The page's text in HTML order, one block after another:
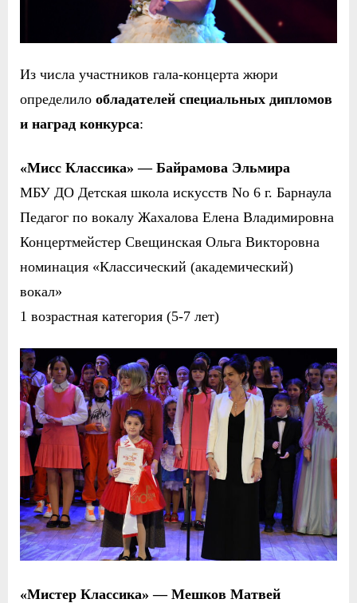
Из числа участников гала-концерта жюри
определило обладателей специальных дипломов
и наград конкурса:
«Мисс Классика» — Байрамова Эльмира
МБУ ДО Детская школа искусств No 6 г. Барнаула
Педагог по вокалу Жахалова Елена Владимировна
Концертмейстер Свещинская Ольга Викторовна
номинация «Классический (академический)
вокал»
1 возрастная категория (5-7 лет)
«Мистер Классика» — Мешков Матвей